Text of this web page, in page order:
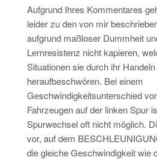
Aufgrund Ihres Kommentares
leider zu den von mir
aufgrund maßloser Dummheit
Lernresistenz nicht kapieren,
Situationen sie durch ihr
heraufbeschwören. Bei einem
Geschwindigkeitsunterschied
Fahrzeugen auf der linken Spur
Spurwechsel oft nicht möglich.
vor, auf dem
die gleiche Geschwindigkeit wie